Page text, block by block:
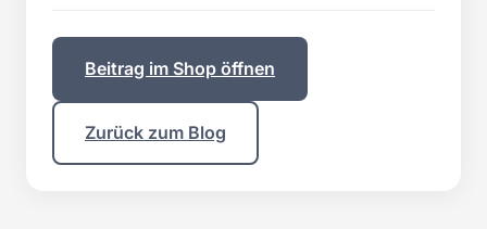
Beitrag im Shop öffnen
Zurück zum Blog